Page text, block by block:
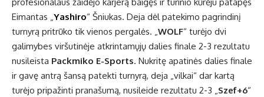
Eimantas „Yashiro“ Šniukas. Deja dėl patekimo pagrindinį
turnyrą pritrūko tik vienos pergalės. „WOLF“ turėjo dvi
galimybes viršutinėje atkrintamųjų dalies finale 2-3 rezultatu
nusileista Packmiko E-Sports. Nukritę apatinės dalies finale
ir gavę antrą šansą patekti turnyrą, deja „vilkai“ dar kartą
turėjo pripažinti pranašumą, nusileide rezultatu 2-3 „Szef+6“